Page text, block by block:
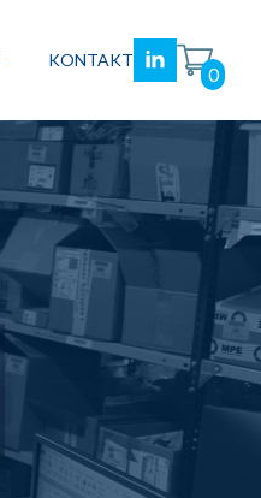
KONTAKT
0